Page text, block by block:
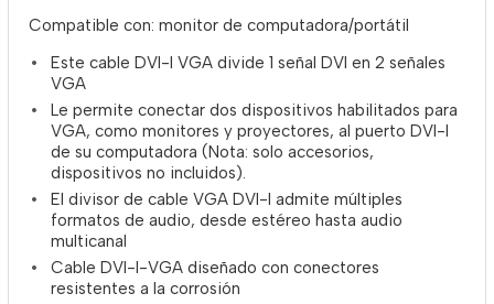
Compatible con: monitor de computadora/portátil
Este cable DVI-I VGA divide 1 señal DVI en 2 señales
VGA
Le permite conectar dos dispositivos habilitados para
VGA, como monitores y proyectores, al puerto DVI-I
de su computadora (Nota: solo accesorios,
dispositivos no incluidos).
El divisor de cable VGA DVI-I admite múltiples
formatos de audio, desde estéreo hasta audio
multicanal
Cable DVI-I-VGA diseñado con conectores
resistentes a la corrosión